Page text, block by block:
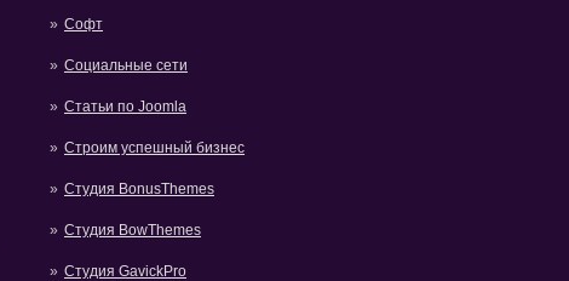
Софт
Социальные сети
Статьи по Joomla
Строим успешный бизнес
Студия BonusThemes
Студия BowThemes
Студия GavickPro